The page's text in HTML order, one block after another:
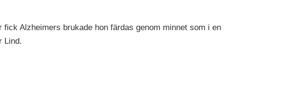
Alzheimers brukade hon färdas genom minnet som i en
Lind.